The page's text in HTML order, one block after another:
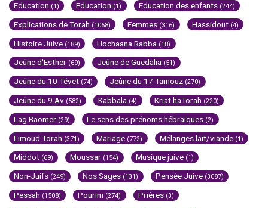
Education (1) Education (1) Education des enfants (244)
Explications de Torah (1058) Femmes (316) Hassidout (4)
Histoire Juive (189) Hochaana Rabba (18)
Jeûne d'Esther (69) Jeûne de Guedalia (51)
Jeûne du 10 Tévet (74) Jeûne du 17 Tamouz (270)
Jeûne du 9 Av (582) Kabbala (4) Kriat haTorah (220)
Lag Baomer (29) Le sens des prénoms hébraïques (2)
Limoud Torah (371) Mariage (772) Mélanges lait/viande (1)
Middot (69) Moussar (154) Musique juive (1)
Non-Juifs (249) Nos Sages (131) Pensée Juive (3087)
Pessah (1508) Pourim (274) Prières (3)